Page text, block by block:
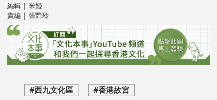
編輯 | 米婭
責編 | 張艷玲
#西九文化區
#香港故宮